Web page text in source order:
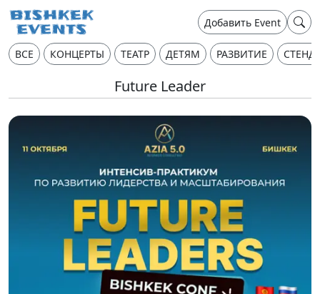
Добавить Event
ВСЕ КОНЦЕРТЫ ТЕАТР ДЕТЯМ РАЗВИТИЕ
Future Leader